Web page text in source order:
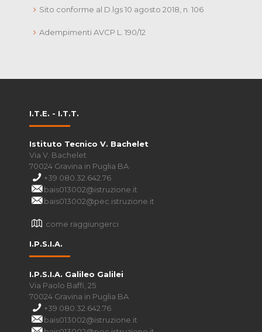
Sito conforme al D.lgs 10 agosto 2018, n. 106
Adempimenti AVCP L. 190/12
I.T.E. - I.T.T.
Istituto Tecnico V. Bachelet
Via V. Bachelet
70024 Gravina in Puglia BA
+39 080.32.642.76
bais013002@istruzione.it
bais013002@pec.istruzione.it
come raggiungerci
I.P.S.I.A.
I.P.S.I.A. Galileo Galilei
Via Paolo Baffi, 25
70024 Gravina in Puglia BA
+39 080.32.642.76
bais013002@istruzione.it